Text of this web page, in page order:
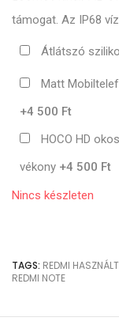
támogat. Az IP68
Átlátszó
Matt
+4 500 Ft
HOCO HD
vékony +4 500 Ft
Nincs készleten
TAGS: REDMI
REDMI NOTE